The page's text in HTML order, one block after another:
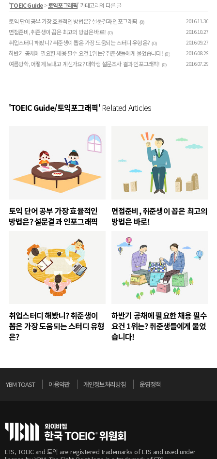
'TOEIC Guide>토익포그래픽' 카테고리의 다른 글
토익 단어 공부 가장 효율적인 방법은? 설문결과 인포그래픽 (0) 2016.11.30
면접준비, 취준생이 꼽은 최고의 방법은 바로! (0) 2016.10.27
취업스터디 해봤니? 취준생이 뽑은 가장 도움되는 스터디 유형은? (0) 2016.09.27
하반기 공채에 필요한 채용 필수 요건 1위는? 취준생들에게 물었습니다! (0) 2016.08.29
여름방학, 어떻게 보내고 계신가요? 대학생 설문조사 결과 인포그래픽! (0) 2016.07.29
'TOEIC Guide/토익포그래픽' Related Articles
토익 단어 공부 가장 효율적인
방법은? 설문결과 인포그래픽
면접준비, 취준생이 꼽은 최고의
방법은 바로!
취업스터디 해봤니? 취준생이
뽑은 가장 도움되는 스터디 유형
은?
하반기 공채에 필요한 채용 필수
요건 1위는? 취준생들에게 물었
습니다!
YBM TOAST 이용약관 개인정보처리방침 운영정책
ETS, TOEIC and 토익 are registered trademarks of ETS and used under